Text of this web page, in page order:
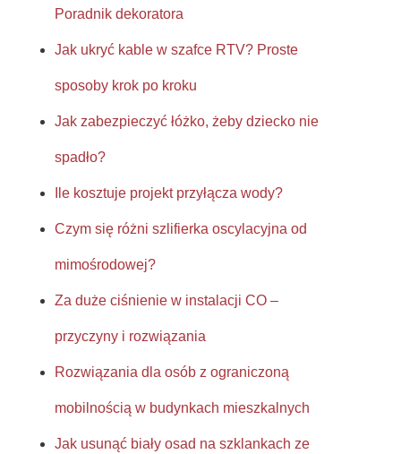
Poradnik dekoratora
Jak ukryć kable w szafce RTV? Proste
sposoby krok po kroku
Jak zabezpieczyć łóżko, żeby dziecko nie
spadło?
Ile kosztuje projekt przyłącza wody?
Czym się różni szlifierka oscylacyjna od
mimośrodowej?
Za duże ciśnienie w instalacji CO –
przyczyny i rozwiązania
Rozwiązania dla osób z ograniczoną
mobilnością w budynkach mieszkalnych
Jak usunąć biały osad na szklankach ze